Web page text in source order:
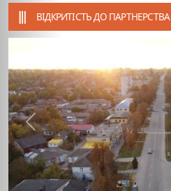
ВІДКРИТІСТЬ ДО ПАРТНЕРСТВА
Previous